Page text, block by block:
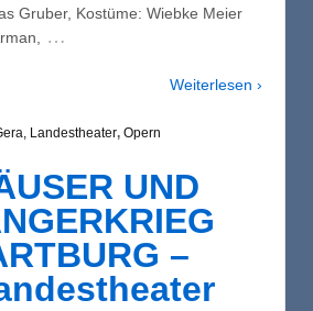
Gruber, Kostüme: Wiebke Meier
…
Weiterlesen ›
Landestheater, Opern
UND
–